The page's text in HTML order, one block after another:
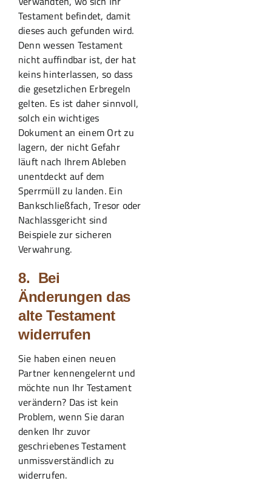
Testament befindet, damit
dieses auch gefunden wird.
Denn wessen Testament
nicht auffindbar ist, der hat
keins hinterlassen, so dass
die gesetzlichen Erbregeln
gelten. Es ist daher sinnvoll,
solch ein wichtiges
Dokument an einem Ort zu
lagern, der nicht Gefahr
läuft nach Ihrem Ableben
unentdeckt auf dem
Sperrmüll zu landen. Ein
Bankschließfach, Tresor oder
Nachlassgericht sind
Beispiele zur sicheren
Verwahrung.
8. Bei
Änderungen das
alte Testament
widerrufen
Sie haben einen neuen
Partner kennengelernt und
möchte nun Ihr Testament
verändern? Das ist kein
Problem, wenn Sie daran
denken Ihr zuvor
geschriebenes Testament
unmissverständlich zu
widerrufen.